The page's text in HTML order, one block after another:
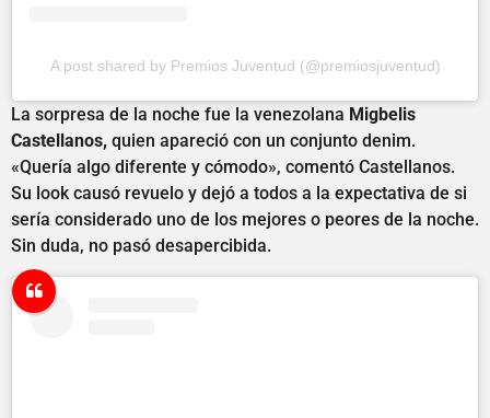
A post shared by Premios Juventud (@premiosjuventud)
La sorpresa de la noche fue la venezolana Migbelis
Castellanos, quien apareció con un conjunto denim.
«Quería algo diferente y cómodo», comentó Castellanos.
Su look causó revuelo y dejó a todos a la expectativa de si
sería considerado uno de los mejores o peores de la noche.
Sin duda, no pasó desapercibida.